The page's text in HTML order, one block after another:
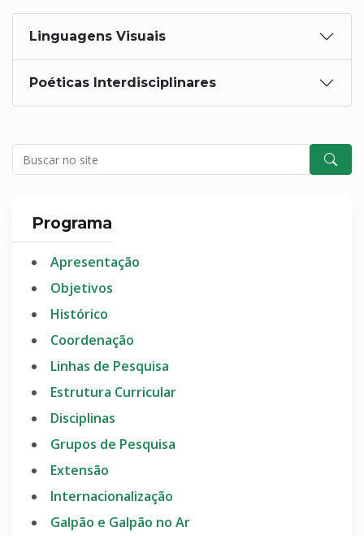
Linguagens Visuais
Poéticas Interdisciplinares
Programa
Apresentação
Objetivos
Histórico
Coordenação
Linhas de Pesquisa
Estrutura Curricular
Disciplinas
Grupos de Pesquisa
Extensão
Internacionalização
Galpão e Galpão no Ar